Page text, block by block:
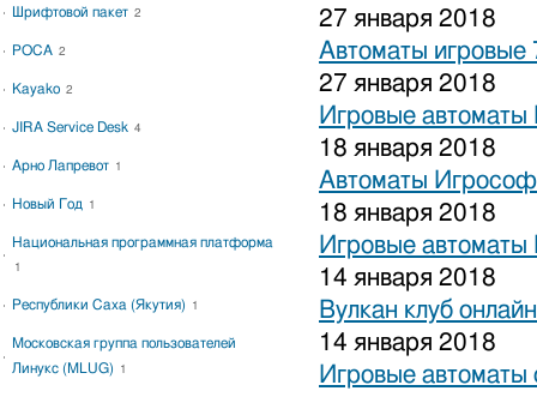
27 января 2018
Автоматы игровые
27 января 2018
Игровые автоматы
18 января 2018
Автоматы
18 января 2018
Игровые автоматы
14 января 2018
Вулкан клуб онлайн
14 января 2018
Игровые
Шрифтовой пакет 2
РОСА 2
Kayako 2
JIRA Service Desk 4
Арно Лапревот 1
Новый Год 1
Национальная программная платформа
1
Республики Саха (Якутия) 1
Московская группа пользователей
Линукс (MLUG)
1